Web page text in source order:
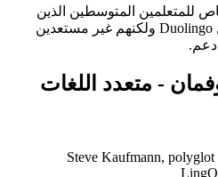
للمتعلمين المتوسطين الذين
تجاوزوا تطبيقات المبتدئين مثل Duolingo ولكنهم غير مستعدين
دعم.
- متعدد اللغات